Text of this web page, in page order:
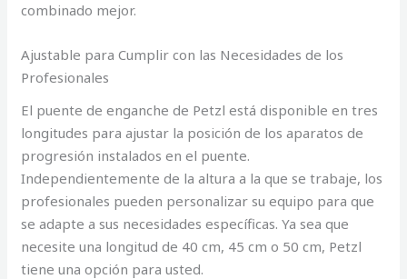
combinado mejor.
Ajustable para Cumplir con las Necesidades de los
Profesionales
El puente de enganche de Petzl está disponible en tres
longitudes para ajustar la posición de los aparatos de
progresión instalados en el puente.
Independientemente de la altura a la que se trabaje, los
profesionales pueden personalizar su equipo para que
se adapte a sus necesidades específicas. Ya sea que
necesite una longitud de 40 cm, 45 cm o 50 cm, Petzl
tiene una opción para usted.